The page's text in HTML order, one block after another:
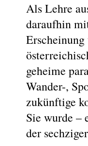
Als Lehre
daraufhin
geheime
Wander-,
zukünftige
Sie wurde –
der